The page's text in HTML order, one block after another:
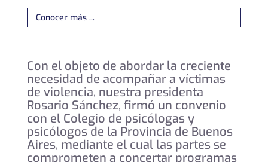
Conocer más ...
Con el objeto de abordar la creciente
necesidad de acompañar a víctimas
de violencia, nuestra presidenta
Rosario Sánchez, firmó un convenio
con el Colegio de psicólogas y
psicólogos de la Provincia de Buenos
Aires, mediante el cual las partes se
comprometen a concertar programas